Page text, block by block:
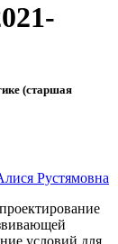
(старшая
Рустямовна
условий для